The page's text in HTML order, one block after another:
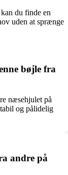
du finde en
uden at sprænge
bøjle fra
næsehjulet på
og pålidelig
andre på